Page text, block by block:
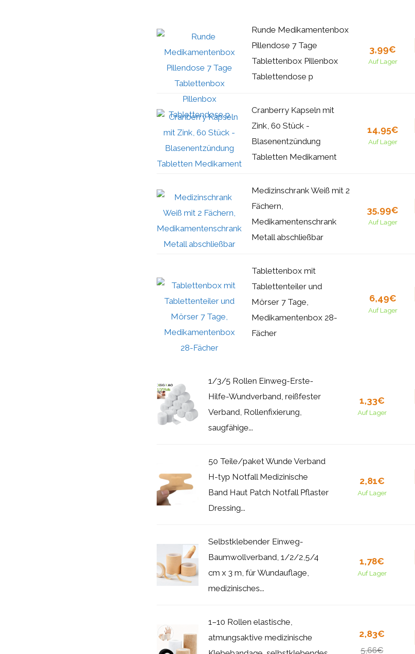
Runde Medikamentenbox
Pillendose 7 Tage
Tablettenbox Pillenbox
Tablettendose p
3,99€
Auf Lager
Cranberry Kapseln mit
Zink, 60 Stück -
Blasenentzündung
Tabletten Medikament
14,95€
Auf Lager
Medizinschrank Weiß mit 2
Fächern,
Medikamentenschrank
Metall abschließbar
35,99€
Auf Lager
Tablettenbox mit
Tablettenteiler und
Mörser 7 Tage,
Medikamentenbox 28-
Fächer
6,49€
Auf Lager
1/3/5 Rollen Einweg-Erste-
Hilfe-Wundverband, reißfester
Verband, Rollenfixierung,
saugfähige...
1,33€
Auf Lager
50 Teile/paket Wunde Verband
H-typ Notfall Medizinische
Band Haut Patch Notfall Pflaster
Dressing...
2,81€
Auf Lager
Selbstklebender Einweg-
Baumwollverband, 1/2/2,5/4
cm x 3 m, für Wundauflage,
medizinisches...
1,78€
Auf Lager
1–10 Rollen elastische,
atmungsaktive medizinische
2,83€
5,66€